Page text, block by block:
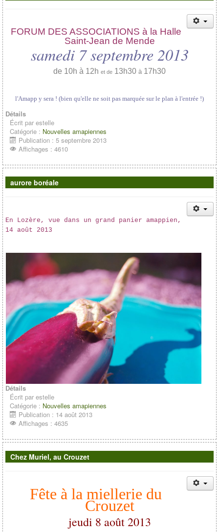
FORUM DES ASSOCIATIONS à la Halle
Saint-Jean de Mende
samedi 7 septembre 2013
de 10h à 12h et de 13h30 à 17h30
l'Amapp y sera ! (bien qu'elle ne soit pas marquée sur le plan à l'entrée !)
Détails
Écrit par estelle
Catégorie : Nouvelles amapiennes
Publication : 5 septembre 2013
Affichages : 4610
aurore boréale
En Lozère, vue dans un grand panier amappien,
14 août 2013
Détails
Écrit par estelle
Catégorie : Nouvelles amapiennes
Publication : 14 août 2013
Affichages : 4635
Chez Muriel, au Crouzet
Fête à la miellerie du
Crouzet
jeudi 8 août 2013